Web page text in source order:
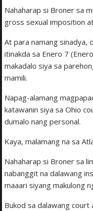
Nahaharap si Broner sa
gross sexual imposition
At para namang sinadya,
itinakda sa Enero 7
makadalo siya sa
mamili.
Napag-alamang
katawanin siya sa Ohio
dumalo nang personal.
Kaya, malamang na sa
Nahaharap si Broner sa
nabanggit na dalawang
maaari siyang makulong
Bukod sa dalawang court